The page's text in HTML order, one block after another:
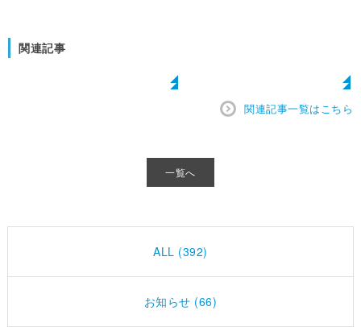
関連記事
関連記事一覧はこちら
一覧へ
ALL (392)
お知らせ (66)